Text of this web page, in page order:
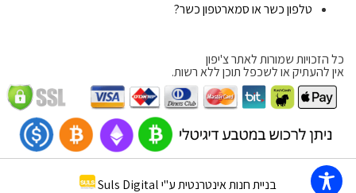
טלפון כשר או סמארטפון כשר?
כל הזכויות שמורות לאתר צ'יפון
אין להעתיק או לשכפל תוכן ללא רשות.
בניית חנות אינטרנטית ע"י Suls Digital